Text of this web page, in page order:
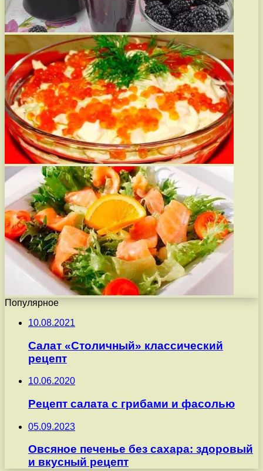
Популярное
10.08.2021
Салат «Столичный» классический
рецепт
10.06.2020
Рецепт салата с грибами и фасолью
05.09.2023
Овсяное печенье без сахара: здоровый
и вкусный рецепт